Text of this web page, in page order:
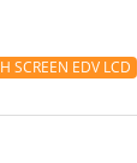
EDV LCD